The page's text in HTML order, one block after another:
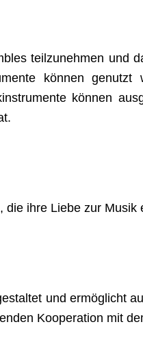
teilzunehmen und
können
können
ihre Liebe zur
und ermöglicht
Kooperation mit